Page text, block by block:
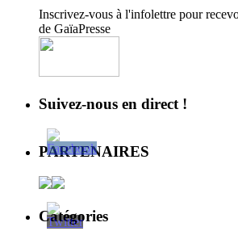
Inscrivez-vous à l'infolettre pour
de GaïaPresse
Suivez-nous en direct !
PARTENAIRES
Catégories